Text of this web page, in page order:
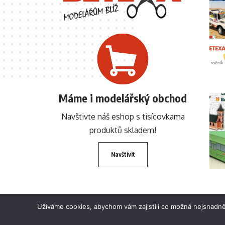
Máme i modelářský obchod
Navštivte náš eshop s tisícovkama
produktů skladem!
Navštívit
Užíváme cookies, abychom vám zajistili co možná